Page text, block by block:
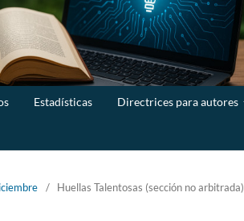
Estadísticas Directrices para autores
/
Huellas Talentosas (sección no arbitrada)